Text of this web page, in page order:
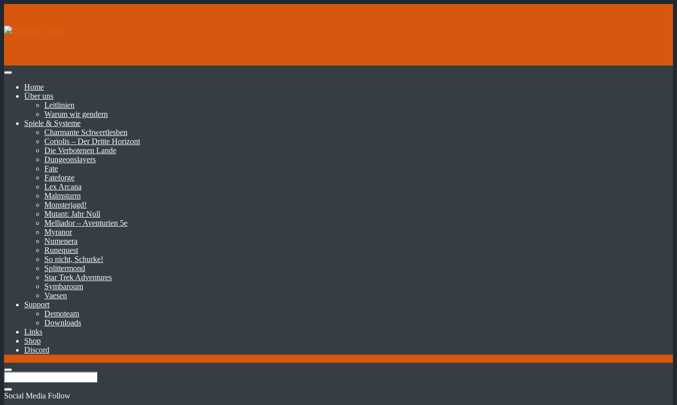
Home
Über uns
Leitlinien
Warum wir gendern
Spiele & Systeme
Charmante Schwertlesben
Coriolis – Der Dritte Horizont
Die Verbotenen Lande
Dungeonslayers
Fate
Fateforge
Lex Arcana
Malmsturm
Monsterjagd!
Mutant: Jahr Null
Melliador – Aventurien 5e
Myranor
Numenera
Runequest
So nicht, Schurke!
Splittermond
Star Trek Adventures
Symbaroum
Vaesen
Support
Demoteam
Downloads
Links
Shop
Discord
Social Media Follow